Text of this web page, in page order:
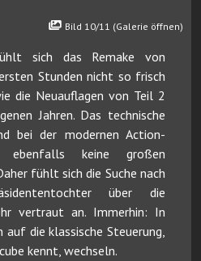
Bild 10/11 (Galerie öffnen)
sich das Remake von
Stunden nicht so frisch
die Neuauflagen von Teil 2
Jahren. Das technische
bei der modernen Action-
keine großen
fühlt sich die Suche nach
über die
vertraut an. Immerhin: In
auf die klassische Steuerung,
kennt, wechseln.